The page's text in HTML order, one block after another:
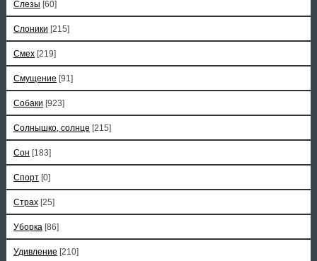
Слезы [60]
Слоники [215]
Смех [219]
Смущение [91]
Собаки [923]
Солнышко, солнце [215]
Сон [183]
Спорт [0]
Страх [25]
Уборка [86]
Удивление [210]